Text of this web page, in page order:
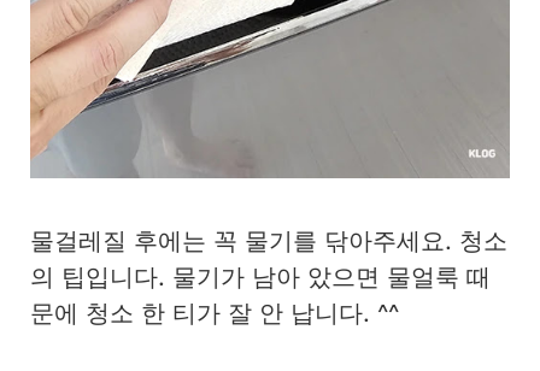
물걸레질 후에는 꼭 물기를 닦아주세요. 청소
의 팁입니다. 물기가 남아 았으면 물얼룩 때
문에 청소 한 티가 잘 안 납니다. ^^